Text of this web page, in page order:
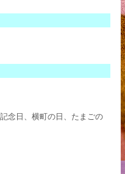
念日、横町の日、たまごの